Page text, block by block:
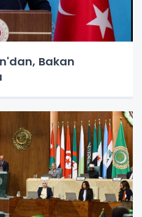
Bakan